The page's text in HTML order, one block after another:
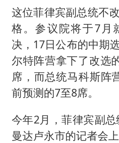
“伊斯兰
以军士
这位菲律宾副总统不
格。参议院将于7月
决，17日公布的中期
尔特阵营拿下了改选
席，而总统马科斯阵
前预测的7至8席。
今年2月，菲律宾副
曼达卢永市的记者会